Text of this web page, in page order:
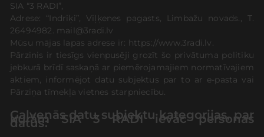
SIA “3 RADI”,
Adrese: “Indriķi”, Viļķenes pagasts, Limbažu novads., T.
26494982. mail@3radi.lv
Mūsu mājas lapas adrese ir: https://www.3radi.lv.
Pārzinis ir tiesīgs vienpusēji grozīt šo privātuma politiku
jebkurā brīdī saskaņā ar piemērojamajiem normatīvajiem
aktiem, informējot datu subjektus par to ar e-pasta vai
Pārziņa tīmekļa vietnes starpniecību.
Galvenās datu subjektu kategorijas, par
kurām SIA 3 RADI ievāc personas
datus: